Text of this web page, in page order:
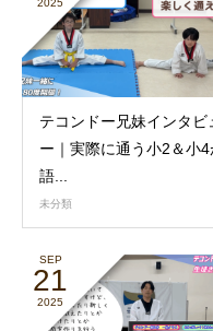
2025
テコンドー兄妹インタビ
ー｜実際に通う小2＆小4
語...
未分類
SEP
21
2025